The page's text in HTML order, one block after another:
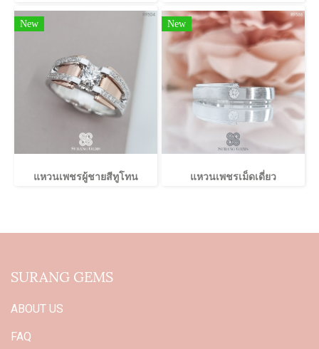
New
แหวนเพชรผู้ชายสีทูโทน
New
แหวนเพชรเม็ดเดี่ยว
SURANG GEMS
ABOUT US
FAQ